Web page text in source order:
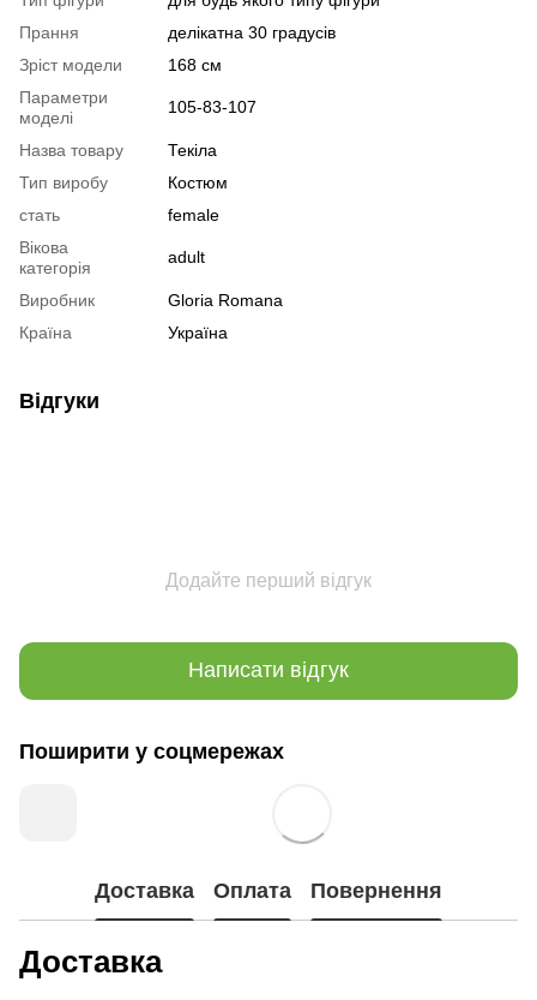
Прання
делікатна 30 градусів
Зріст модели
168 см
Параметри
моделі
105-83-107
Назва товару
Текіла
Тип виробу
Костюм
стать
female
Вікова
категорія
adult
Виробник
Gloria Romana
Країна
Україна
Відгуки
Додайте перший відгук
Написати відгук
Поширити у соцмережах
Доставка Оплата Повернення
Доставка